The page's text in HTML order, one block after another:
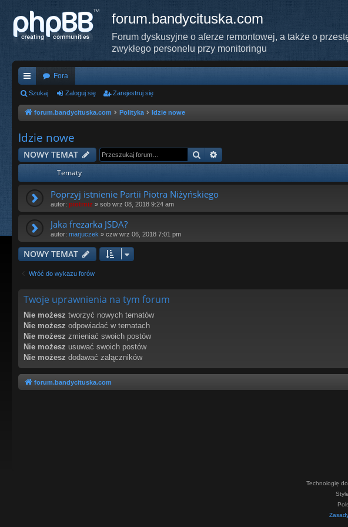
forum.bandycituska.com
Forum dyskusyjne o aferze remontowej, a także o
zwykłego personelu przy monitoringu
ię
ce
…
Fora
Szukaj Zaloguj się Zarejestruj się
forum.bandycituska.com Polityka Idzie nowe
Idzie nowe
NOWY TEMAT Szukaj
Tematy
Poprzyj istnienie Partii Piotra Niżyńskiego
autor: piotrniz » sob wrz 08, 2018 9:24 am
Jaka frezarka JSDA?
autor: marjuczek » czw wrz 06, 2018 7:01 pm
NOWY TEMAT
Wróć do wykazu forów
Twoje uprawnienia na tym forum
Nie możesz tworzyć nowych tematów
Nie możesz odpowiadać w tematach
Nie możesz zmieniać swoich postów
Nie możesz usuwać swoich postów
Nie możesz dodawać załączników
forum.bandycituska.com
Technologię